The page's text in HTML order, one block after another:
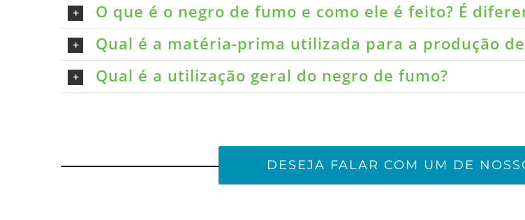
O que é o negro de fumo e como ele é feito? É
Qual é a matéria-prima utilizada para a produção
Qual é a utilização geral do negro de fumo?
DESEJA FALAR COM UM DE